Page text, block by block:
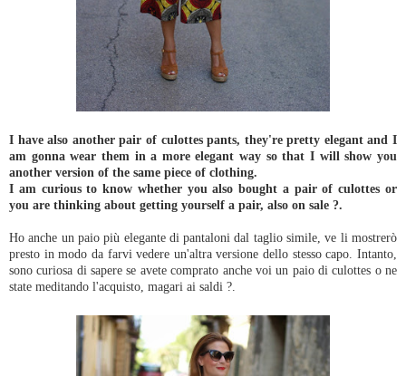
I have also another pair of culottes pants, they're pretty elegant and I
am gonna wear them in a more elegant way so that I will show you
another version of the same piece of clothing.
I am curious to know whether you also bought a pair of culottes or
you are thinking about getting yourself a pair, also on sale ?.
Ho anche un paio più elegante di pantaloni dal taglio simile, ve li mostrerò
presto in modo da farvi vedere un'altra versione dello stesso capo. Intanto,
sono curiosa di sapere se avete comprato anche voi un paio di culottes o ne
state meditando l'acquisto, magari ai saldi ?.